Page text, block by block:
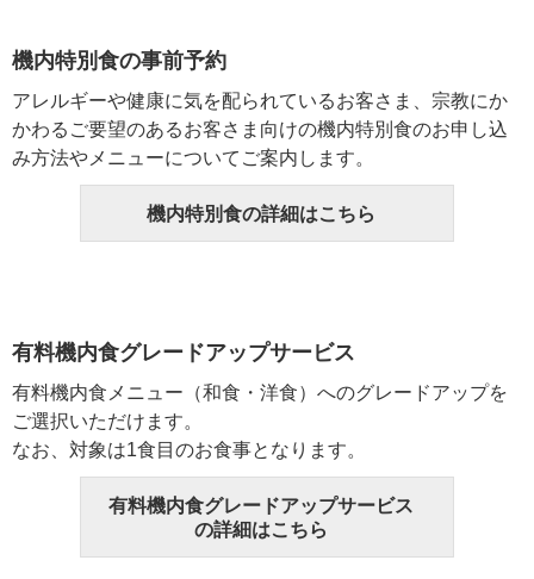
機内特別食の事前予約
アレルギーや健康に気を配られているお客さま、宗教にか
かわるご要望のあるお客さま向けの機内特別食のお申し込
み方法やメニューについてご案内します。
機内特別食の詳細はこちら
有料機内食グレードアップサービス
有料機内食メニュー（和食・洋食）へのグレードアップを
ご選択いただけます。
なお、対象は1食目のお食事となります。
有料機内食グレードアップサービス
の詳細はこちら